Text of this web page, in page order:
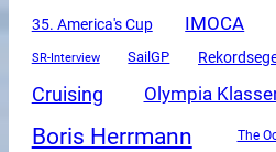
35. America's Cup IMOCA
SR-Interview SailGP
Cruising Olympia
Boris Herrmann The